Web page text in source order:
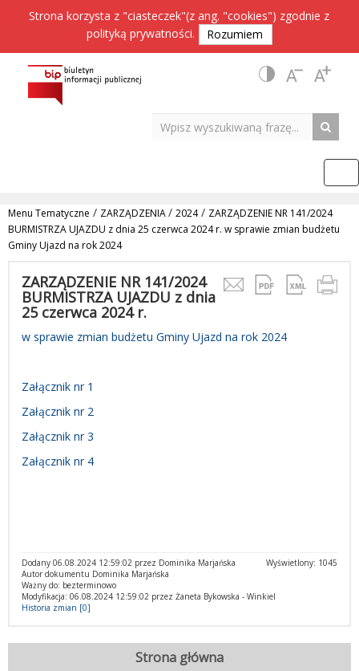
Strona korzysta z "ciasteczek"(z ang. "cookies") zgodnie z
polityką prywatności. Rozumiem
Menu Tematyczne / ZARZĄDZENIA/ 2024/ ZARZĄDZENIE NR 141/2024
BURMISTRZA UJAZDU z dnia 25 czerwca 2024 r. w sprawie zmian budżetu
Gminy Ujazd na rok 2024
ZARZĄDZENIE NR 141/2024
BURMISTRZA UJAZDU z dnia
25 czerwca 2024 r.
w sprawie zmian budżetu Gminy Ujazd na rok 2024
Załącznik nr 1
Załącznik nr 2
Załącznik nr 3
Załącznik nr 4
Wyświetlony: 1045
Dodany 06.08.2024 12:59:02 przez Dominika Marjańska
Autor dokumentu Dominika Marjańska
Ważny do: bezterminowo
Modyfikacja: 06.08.2024 12:59:02 przez Żaneta Bykowska - Winkiel
Historia zmian [0]
Strona główna